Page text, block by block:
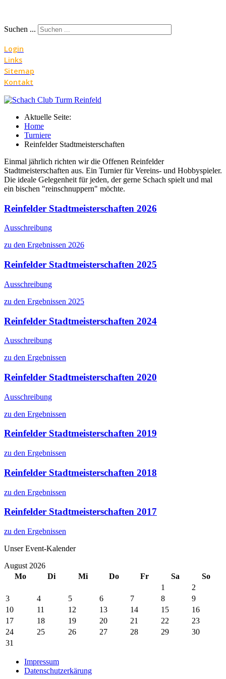
Suchen ...
Login
Links
Sitemap
Kontakt
Aktuelle Seite:
Home
Turniere
Reinfelder Stadtmeisterschaften
Einmal jährlich richten wir die Offenen Reinfelder
Stadtmeisterschaften aus. Ein Turnier für Vereins- und Hobbyspieler.
Die ideale Gelegenheit für jeden, der gerne Schach spielt und mal
ein bischen "reinschnuppern" möchte.
Reinfelder Stadtmeisterschaften 2026
Ausschreibung
zu den Ergebnissen 2026
Reinfelder Stadtmeisterschaften 2025
Ausschreibung
zu den Ergebnissen 2025
Reinfelder Stadtmeisterschaften 2024
Ausschreibung
zu den Ergebnissen
Reinfelder Stadtmeisterschaften 2020
Ausschreibung
zu den Ergebnissen
Reinfelder Stadtmeisterschaften 2019
zu den Ergebnissen
Reinfelder Stadtmeisterschaften 2018
zu den Ergebnissen
Reinfelder Stadtmeisterschaften 2017
zu den Ergebnissen
Unser Event-Kalender
August 2026
Mo
Di Mi Do Fr Sa
So
1
2
3
4 5 6 7 8
9
10
11 12 13 14 15
16
17
18 19 20 21 22
23
24
25 26 27 28 29
30
31
Impressum
Datenschutzerkärung